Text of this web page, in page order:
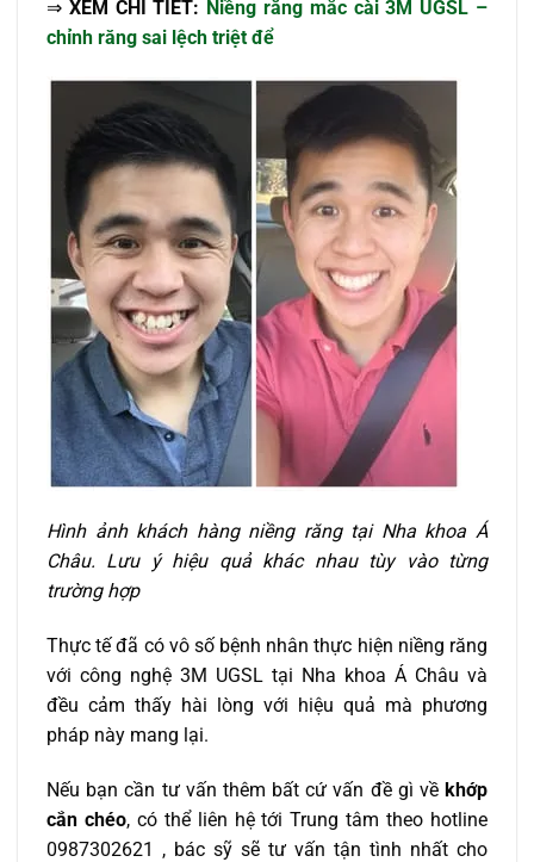
⇒ XEM CHI TIẾT: Niềng răng mắc cài 3M UGSL –
chỉnh răng sai lệch triệt để
Hình ảnh khách hàng niềng răng tại Nha khoa Á
Châu. Lưu ý hiệu quả khác nhau tùy vào từng
trường hợp
Thực tế đã có vô số bệnh nhân thực hiện niềng răng
với công nghệ 3M UGSL tại Nha khoa Á Châu và
đều cảm thấy hài lòng với hiệu quả mà phương
pháp này mang lại.
Nếu bạn cần tư vấn thêm bất cứ vấn đề gì về khớp
cắn chéo, có thể liên hệ tới Trung tâm theo hotline
0987302621 , bác sỹ sẽ tư vấn tận tình nhất cho